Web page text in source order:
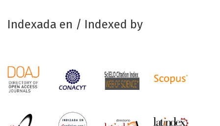
Indexada en / Indexed by